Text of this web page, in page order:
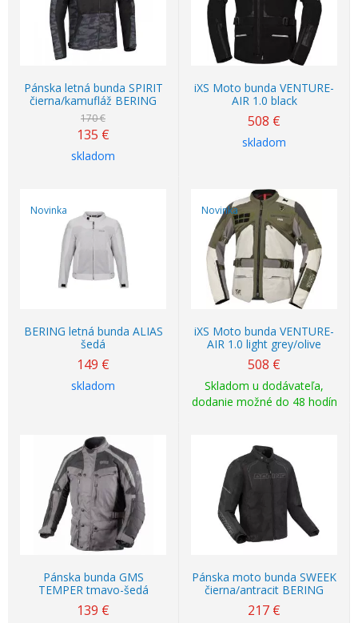
Pánska letná bunda SPIRIT
čierna/kamufláž BERING
170 €
135 €
skladom
iXS Moto bunda VENTURE-
AIR 1.0 black
508 €
skladom
Novinka
BERING letná bunda ALIAS
šedá
149 €
skladom
Novinka
iXS Moto bunda VENTURE-
AIR 1.0 light grey/olive
508 €
Skladom u dodávateľa,
dodanie možné do 48 hodín
Pánska bunda GMS
TEMPER tmavo-šedá
139 €
Pánska moto bunda SWEEK
čierna/antracit BERING
217 €